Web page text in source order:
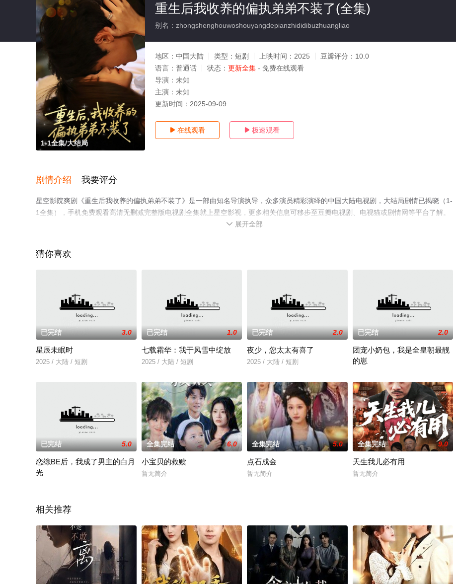
1-1全集/大结局
重生后我收养的偏执弟弟不装了(全集)
别名：zhongshenghouwoshouyangdepianzhididibuzhuangliao
地区： 中国大陆 类型： 短剧 上映时间： 2025 豆瓣评分： 10.0
语言： 普通话 状态： 更新全集 - 免费在线观看
导演： 未知
主演： 未知
更新时间： 2025-09-09
 在线观看  极速观看
剧情介绍 我要评分
星空影院爽剧《重生后我收养的偏执弟弟不装了》是一部由知名导演执导，众多演员精彩演绎的中国大陆电视剧，大结局剧情已揭晓（1-
1全集），手机免费观看高清无删减完整版电视剧全集就上星空影视，更多相关信息可移步至豆瓣电视剧、电视猫或剧情网等平台了解。
 展开全部
猜你喜欢
已完结 3.0
星辰未眠时
2025 / 大陆 / 短剧
已完结 1.0
七载霜华：我于风雪中绽放
2025 / 大陆 / 短剧
已完结 2.0
夜少，您太太有喜了
2025 / 大陆 / 短剧
已完结 2.0
团宠小奶包，我是全皇朝最靓
的崽
已完结 5.0
恋综BE后，我成了男主的白月
光
全集完结 6.0
小宝贝的救赎
暂无简介
全集完结 5.0
点石成金
暂无简介
全集完结 9.0
天生我儿必有用
暂无简介
相关推荐